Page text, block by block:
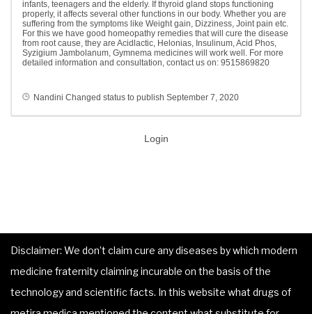
infants, teenagers and the elderly. If thyroid gland stops functioning
properly, it affects several other functions in our body. Whether you are
suffering from the symptoms like Weight gain, Dizziness, Joint pain etc.
For this we have good homeopathy remedies that will cure the disease
from root cause, they are Acidlactic, Helonias, Insulinum, Acid Phos,
Syzigium Jambolanum, Gymnema medicines will work well. For more
detailed information and consultation, contact us on: 9515869820
Nandini Changed status to publish September 7, 2020
Login
Disclaimer: We don’t claim cure any diseases by which modern
medicine fraternity claiming incurable on the basis of the
technology and scientific facts. In this website what drugs of